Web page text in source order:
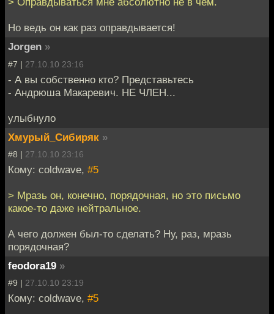
Но ведь он как раз оправдывается!
Jorgen »
#7 | 27.10.10 23:16
- А вы собственно кто? Представьтесь
- Андрюша Макаревич. НЕ ЧЛЕН...
улыбнуло
Хмурый_Сибиряк »
#8 | 27.10.10 23:16
Кому: coldwave, #5
> Мразь он, конечно, порядочная, но это письмо
какое-то даже нейтральное.
А чего должен был-то сделать? Ну, раз, мразь
порядочная?
feodora19 »
#9 | 27.10.10 23:19
Кому: coldwave, #5